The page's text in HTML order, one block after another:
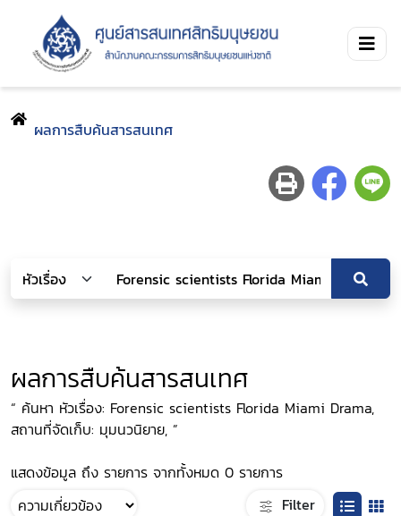
ผลการสืบค้นสารสนเทศ
ผลการสืบค้นสารสนเทศ
“ ค้นหา หัวเรื่อง: Forensic scientists Florida Miami Drama,
สถานที่จัดเก็บ: มุมนวนิยาย, ”
แสดงข้อมูล ถึง รายการ จากทั้งหมด 0 รายการ
Filter